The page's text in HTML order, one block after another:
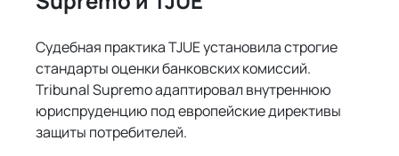
Судебная практика TJUE установила строгие
стандарты оценки банковских комиссий.
Tribunal Supremo адаптировал внутреннюю
юриспруденцию под европейские директивы
защиты потребителей.